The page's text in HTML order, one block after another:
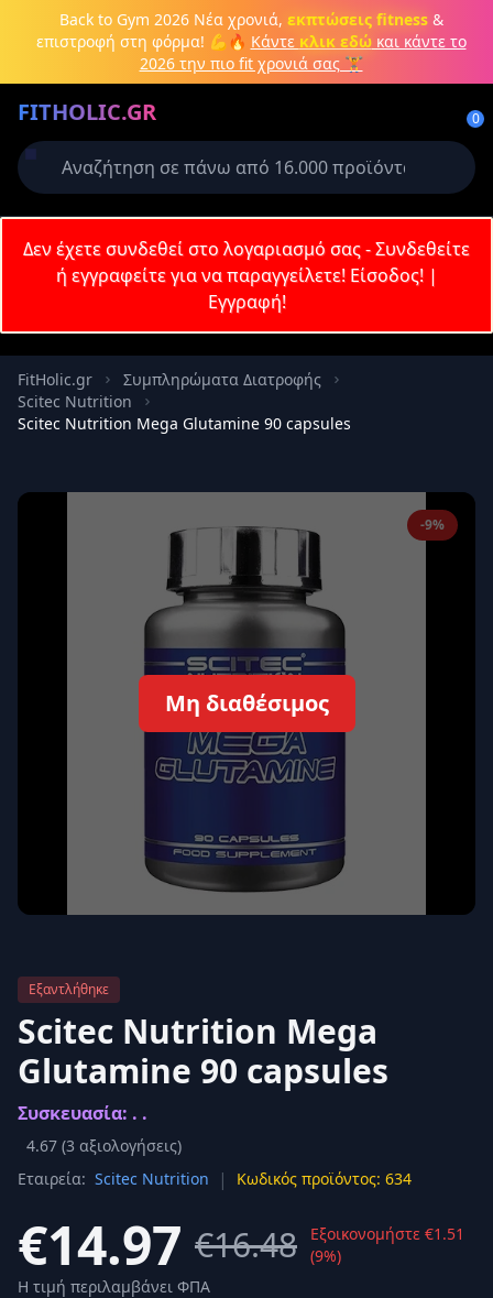
Μετάβαση στο κύριο περιεχόμενο
Back to Gym 2026Νέα χρονιά, εκπτώσεις fitness&
επιστροφή στη φόρμα! 💪🔥 Κάντε κλικ εδώκαι κάντε το
2026 την πιο fit χρονιά σας 🏋️
FITHOLIC.GR 0
Πρωτεΐνες Pre-Workout Aμινοξέα Καύση λίπους
Δεν έχετε συνδεθεί στο λογαριασμό σας - Συνδεθείτε
ή εγγραφείτε για να παραγγείλετε! Είσοδος!|
Εγγραφή!
FitHolic.gr
Συμπληρώματα Διατροφής
Scitec Nutrition
Scitec Nutrition Mega Glutamine 90 capsules
-9%
Μη διαθέσιμος
Εξαντλήθηκε
Scitec Nutrition Mega
Glutamine 90 capsules
Συσκευασία: . .
4.67 (3 αξιολογήσεις)
Εταιρεία: Scitec Nutrition | Κωδικός προϊόντος: 634
€14.97 €16.48
Εξοικονομήστε €1.51
(9%)
Η τιμή περιλαμβάνει ΦΠΑ
Δημιουργήστε λογαριασμό ή
Απαιτείται για την ολοκλήρωση της
παραγγελίας σας
Σύνδεση Εγγραφή
Κωδικός
Σύνδεση
Δεν έχετε λογαριασμό; Εγγραφείτε εδώ
Ασφαλής σύνδεση